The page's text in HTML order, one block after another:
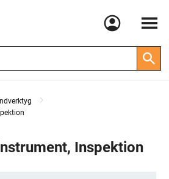
Meny
Inspektion